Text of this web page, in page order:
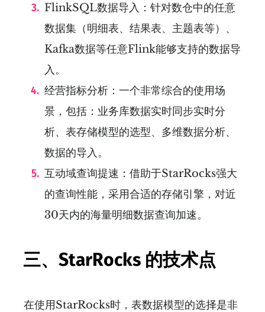
FlinkSQL数据导入：针对数仓中的任意
数据集（明细表、结果表、主题表等）、
Kafka数据等任意Flink能够支持的数据导
入。
经营指标分析：一个非常综合的使用场
景，包括：业务库数据实时同步实时分
析、表存储模型的选型、多维数据分析、
数据的导入。
互动域查询提速：借助于StarRocks强大
的查询性能，采用合适的存储引擎，对近
30天内的海量明细数据查询加速。
三、StarRocks 的技术点
在使用StarRocks时，表数据模型的选择是非